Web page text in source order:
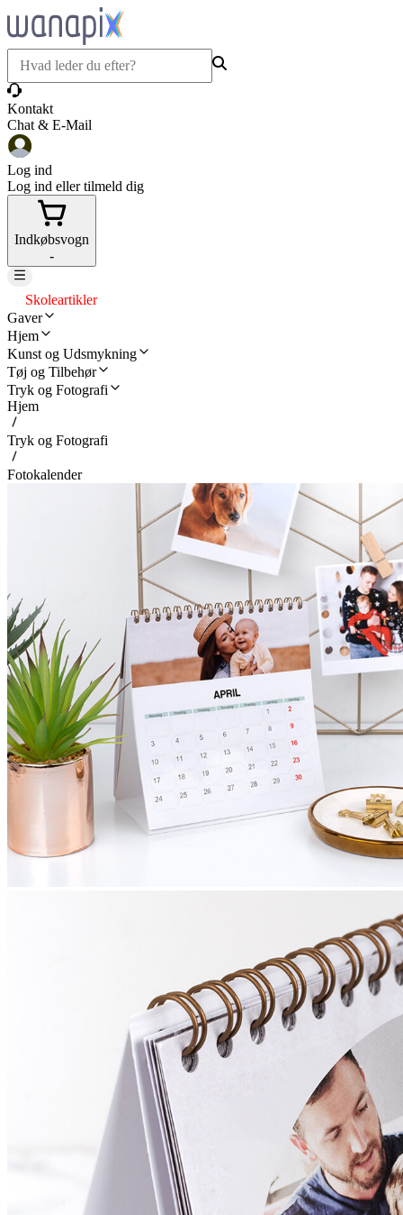
Kontakt
Chat & E-Mail
Log ind
Log ind eller tilmeld dig
Indkøbsvogn
-
Skoleartikler
Gaver
Hjem
Kunst og Udsmykning
Tøj og Tilbehør
Tryk og Fotografi
Hjem
Tryk og Fotografi
Fotokalender